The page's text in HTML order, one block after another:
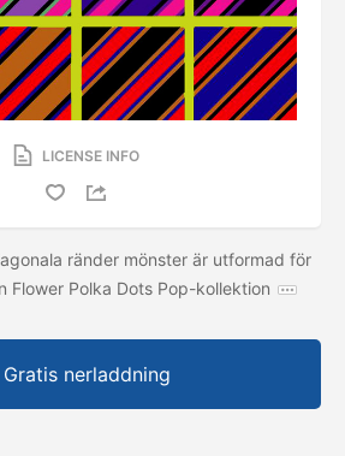
LICENSE INFO
ränder mönster är utformad för
Flower Polka Dots Pop-kollektion
Gratis nerladdning